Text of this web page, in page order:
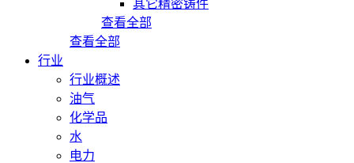
其它精密铸件
查看全部
查看全部
行业
行业概述
油气
化学品
水
电力